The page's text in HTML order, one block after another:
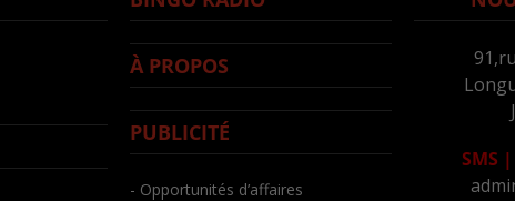
À PROPOS
PUBLICITÉ
- Opportunités d’affaires
SMS |